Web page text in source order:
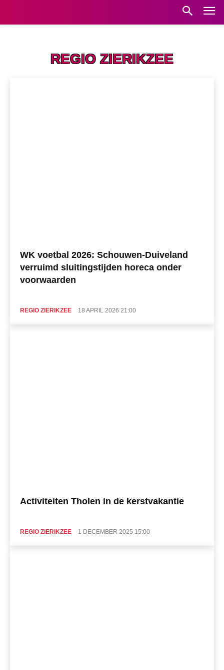
REGIO ZIERIKZEE
WK voetbal 2026: Schouwen-Duiveland
verruimd sluitingstijden horeca onder
voorwaarden
REGIO ZIERIKZEE 18 APRIL 2026 21:00
Activiteiten Tholen in de kerstvakantie
REGIO ZIERIKZEE 1 DECEMBER 2025 15:00